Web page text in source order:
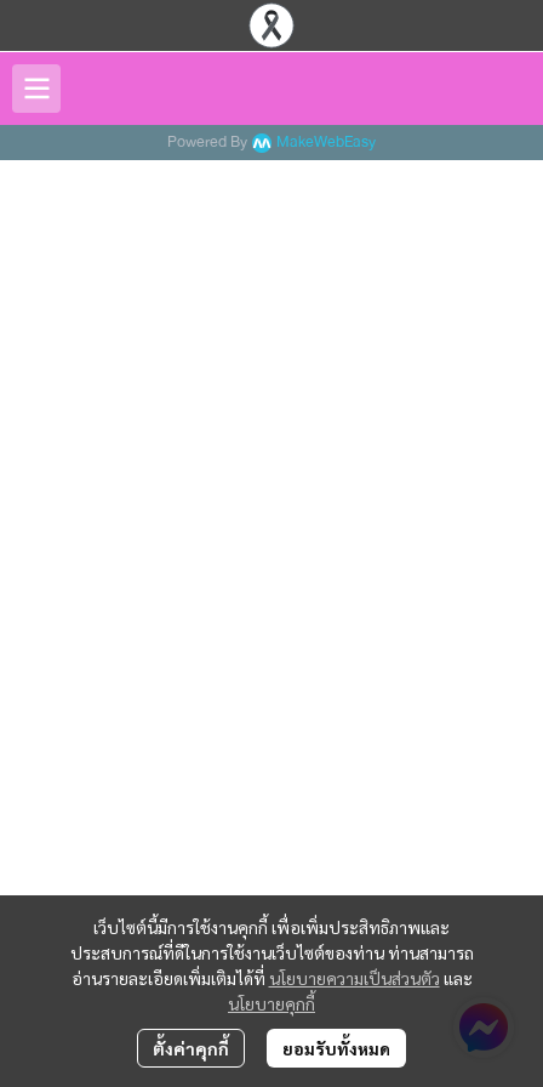
เว็บไซต์นี้มีการใช้งานคุกกี้ เพื่อเพิ่มประสิทธิภาพและ
ประสบการณ์ที่ดีในการใช้งานเว็บไซต์ของท่าน ท่านสามารถ
อ่านรายละเอียดเพิ่มเติมได้ที่ นโยบายความเป็นส่วนตัว และ
นโยบายคุกกี้
ตั้งค่าคุกกี้ ยอมรับทั้งหมด
Powered By MakeWebEasy